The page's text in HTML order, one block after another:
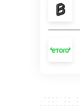
300 x 250